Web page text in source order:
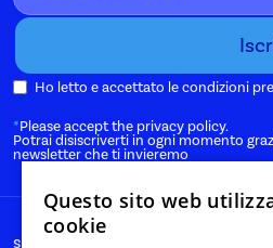
Ho letto e accettato le condizioni
*Please accept the privacy policy.
Potrai disiscriverti in ogni momento
newsletter che ti invieremo
start@nanabianca.it
Questo sito web
cookie